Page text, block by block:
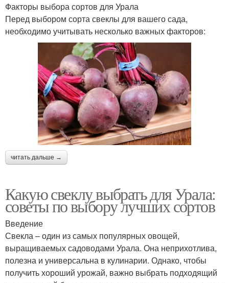
Факторы выбора сортов для Урала
Перед выбором сорта свеклы для вашего сада,
необходимо учитывать несколько важных факторов:
читать дальше →
Какую свеклу выбрать для Урала:
советы по выбору лучших сортов
Введение
Свекла – один из самых популярных овощей,
выращиваемых садоводами Урала. Она неприхотлива,
полезна и универсальна в кулинарии. Однако, чтобы
получить хороший урожай, важно выбрать подходящий